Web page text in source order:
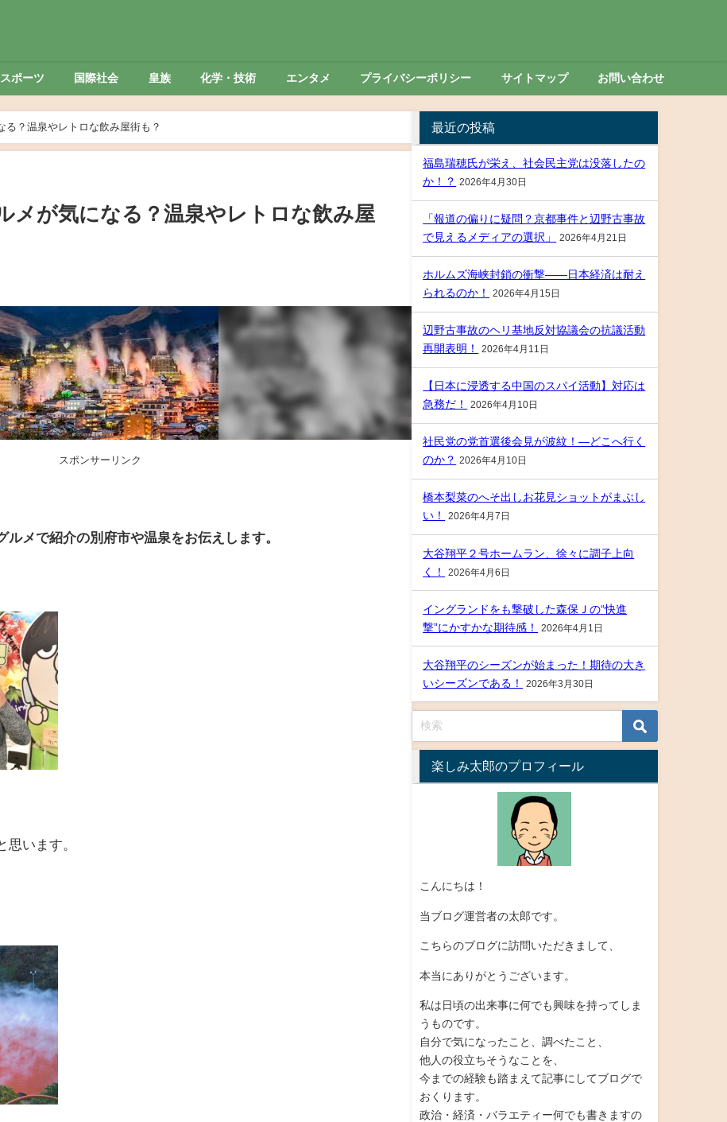
スポーツ 国際社会 皇族 化学・技術 エンタメ プライバシーポリシー サイトマップ お問い合わせ
る？温泉やレトロな飲み屋街も？
メが気になる？温泉やレトロな飲み屋
スポンサーリンク
メで紹介の別府市や温泉をお伝えします。
思います。
最近の投稿
福島瑞穂氏が栄え、社会民主党は没落したの
か！？ 2026年4月30日
「報道の偏りに疑問？京都事件と辺野古事故
で見えるメディアの選択」
2026年4月21日
ホルムズ海峡封鎖の衝撃――日本経済は耐え
られるのか！
2026年4月15日
辺野古事故のヘリ基地反対協議会の抗議活動
再開表明！
2026年4月11日
【日本に浸透する中国のスパイ活動】対応は
急務だ！
2026年4月10日
社民党の党首選後会見が波紋！―どこへ行く
のか？ 2026年4月10日
橋本梨菜のへそ出しお花見ショットがまぶし
い！
2026年4月7日
大谷翔平２号ホームラン、徐々に調子上向
く！
2026年4月6日
イングランドをも撃破した森保Ｊの“快進
撃”にかすかな期待感！
2026年4月1日
大谷翔平のシーズンが始まった！期待の大き
いシーズンである！
2026年3月30日
楽しみ太郎のプロフィール
こんにちは！
当ブログ運営者の太郎です。
こちらのブログに訪問いただきまして、
本当にありがとうございます。
私は日頃の出来事に何でも興味を持ってしま
うものです。
自分で気になったこと、調べたこと、
他人の役立ちそうなことを、
今までの経験も踏まえて記事にしてブログで
おくります。
政治・経済・バラエティー何でも書きますの